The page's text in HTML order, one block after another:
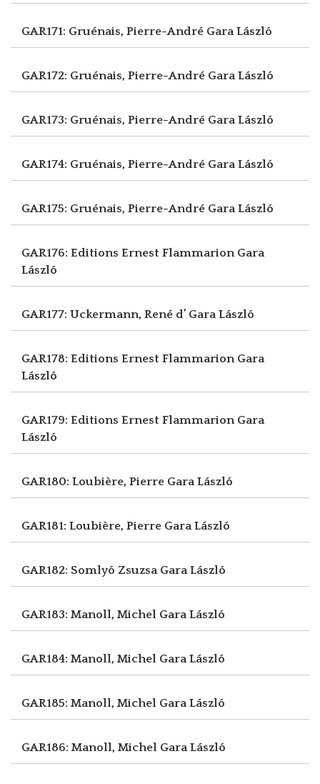
GAR171: Gruénais, Pierre-André Gara László
GAR172: Gruénais, Pierre-André Gara László
GAR173: Gruénais, Pierre-André Gara László
GAR174: Gruénais, Pierre-André Gara László
GAR175: Gruénais, Pierre-André Gara László
GAR176: Editions Ernest Flammarion Gara
László
GAR177: Uckermann, René d’ Gara László
GAR178: Editions Ernest Flammarion Gara
László
GAR179: Editions Ernest Flammarion Gara
László
GAR180: Loubière, Pierre Gara László
GAR181: Loubière, Pierre Gara László
GAR182: Somlyó Zsuzsa Gara László
GAR183: Manoll, Michel Gara László
GAR184: Manoll, Michel Gara László
GAR185: Manoll, Michel Gara László
GAR186: Manoll, Michel Gara László